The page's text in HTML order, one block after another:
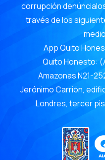
corrupción
través de los
App Quito
Quito Honesto:
Amazonas N21-
Jerónimo Carrión,
Londres, tercer